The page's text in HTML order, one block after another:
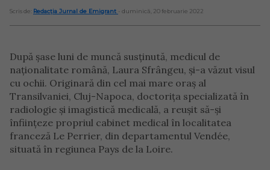
Scris de: Redacția Jurnal de Emigrant - duminică, 20 februarie 2022
După șase luni de muncă susținută, medicul de
naționalitate română, Laura Sfrângeu, și-a văzut visul
cu ochii. Originară din cel mai mare oraș al
Transilvaniei, Cluj-Napoca, doctorița specializată în
radiologie și imagistică medicală, a reușit să-și
înființeze propriul cabinet medical în localitatea
franceză Le Perrier, din departamentul Vendée,
situată în regiunea Pays de la Loire.